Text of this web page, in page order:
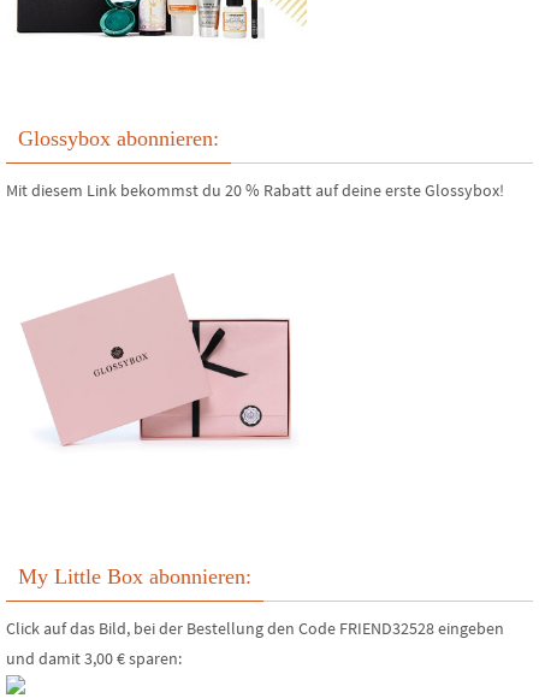
Glossybox abonnieren:
Mit diesem Link bekommst du 20 % Rabatt auf deine erste Glossybox!
My Little Box abonnieren:
Click auf das Bild, bei der Bestellung den Code FRIEND32528 eingeben
und damit 3,00 € sparen: